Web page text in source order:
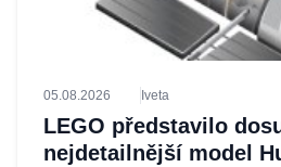
05.08.2026 Iveta
LEGO představilo
nejdetailnější model